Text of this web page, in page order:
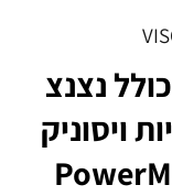
נצנצ
ויסוניק